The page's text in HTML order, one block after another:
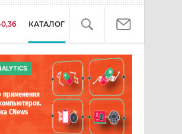
КАТАЛОГ
применения
CNews